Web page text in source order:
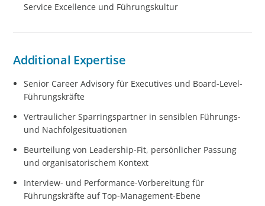
Service Excellence und Führungskultur
Additional Expertise
Senior Career Advisory für Executives und Board-Level-
Führungskräfte
Vertraulicher Sparringspartner in sensiblen Führungs-
und Nachfolgesituationen
Beurteilung von Leadership-Fit, persönlicher Passung
und organisatorischem Kontext
Interview- und Performance-Vorbereitung für
Führungskräfte auf Top-Management-Ebene